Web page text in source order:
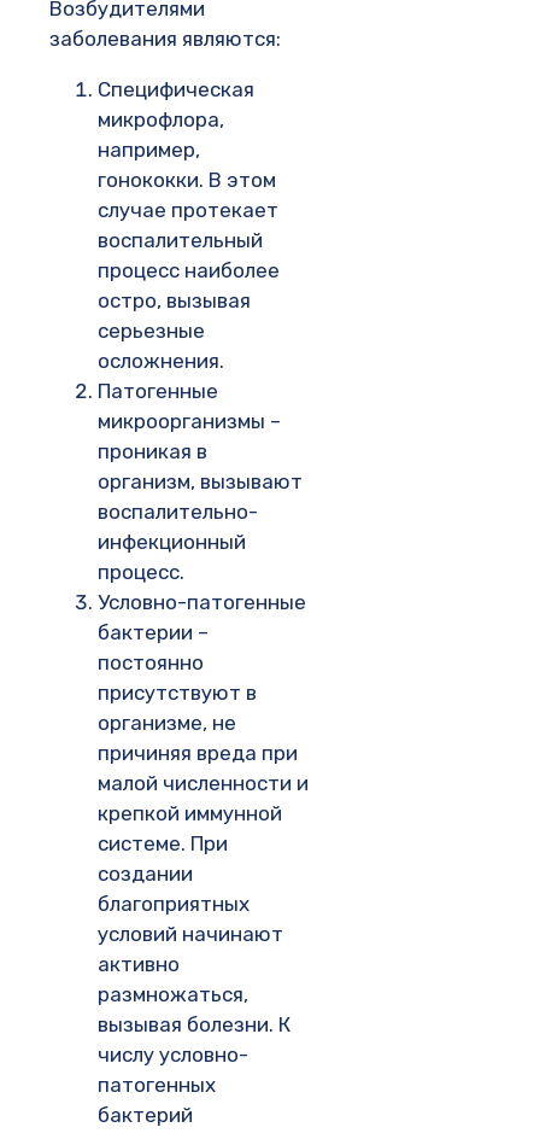
Возбудителями
заболевания являются:
Специфическая
микрофлора,
например,
гонококки. В этом
случае протекает
воспалительный
процесс наиболее
остро, вызывая
серьезные
осложнения.
Патогенные
микроорганизмы –
проникая в
организм, вызывают
воспалительно-
инфекционный
процесс.
Условно-патогенные
бактерии –
постоянно
присутствуют в
организме, не
причиняя вреда при
малой численности и
крепкой иммунной
системе. При
создании
благоприятных
условий начинают
активно
размножаться,
вызывая болезни. К
числу условно-
патогенных
бактерий